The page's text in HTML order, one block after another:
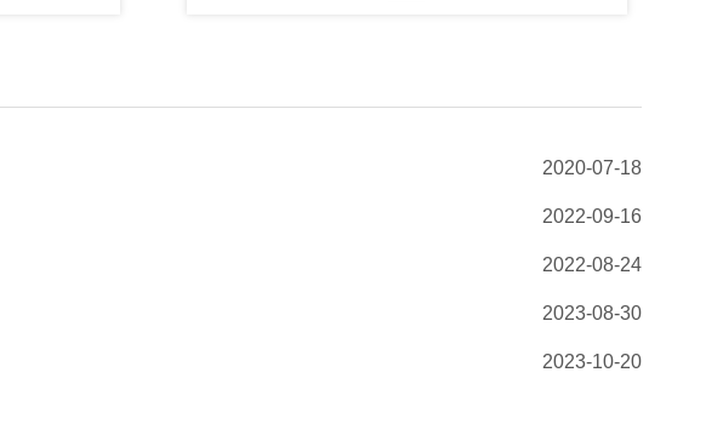
2020-07-18
2022-09-16
2022-08-24
2023-08-30
2023-10-20